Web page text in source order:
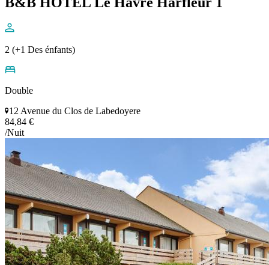
2 (+1 Des énfants)
Double
12 Avenue du Clos de Labedoyere
84,84 €
/Nuit